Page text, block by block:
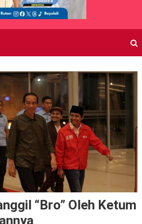
“Bro” Oleh Ketum